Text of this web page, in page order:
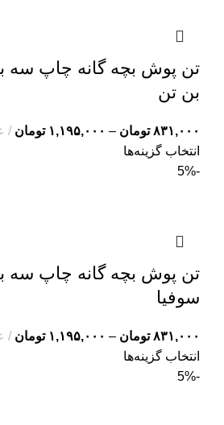
تن پوش بچه گانه چاپ سه
بن تن
۸۳۱,۰۰۰ تومان – ۱,۱۹۵,۰۰۰ تومان
انتخاب گزینه‌ها
-5%
تن پوش بچه گانه چاپ سه
سوفیا
۸۳۱,۰۰۰ تومان – ۱,۱۹۵,۰۰۰ تومان
انتخاب گزینه‌ها
-5%